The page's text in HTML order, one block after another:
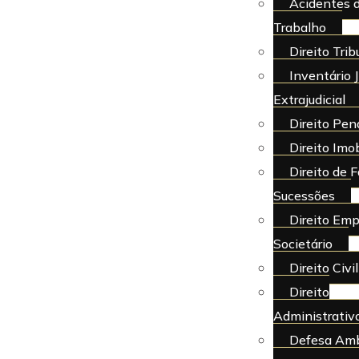
Acidentes
Trabalho
Direito
Inventário
Extrajudicial
Direito
Direito
Direito de
Sucessões
Direito
Societário
Direito Civil
Direito
Defesa